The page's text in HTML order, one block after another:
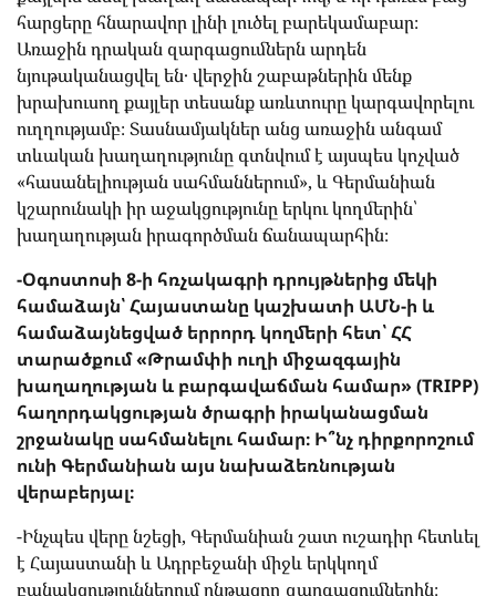
հարցերը հնարավոր լինի լուծել բարեկամաբար։
Առաջին դրական զարգացումներն արդեն
նյութականացվել են․ վերջին շաբաթներին մենք
խրախուսող քայլեր տեսանք առևտուրը կարգավորելու
ուղղությամբ։ Տասնամյակներ անց առաջին անգամ
տևական խաղաղությունը գտնվում է այսպես կոչված
«հասանելիության սահմաններում», և Գերմանիան
կշարունակի իր աջակցությունը երկու կողմերին՝
խաղաղության իրագործման ճանապարհին։
-Օգոստոսի 8-ի հռչակագրի դրույթներից մեկի
համաձայն՝ Հայաստանը կաշխատի ԱՄՆ-ի և
համաձայնեցված երրորդ կողմերի հետ՝ ՀՀ
տարածքում «Թրամփի ուղի միջազգային
խաղաղության և բարգավաճման համար» (TRIPP)
հաղորդակցության ծրագրի իրականացման
շրջանակը սահմանելու համար։ Ի՞նչ դիրքորոշում
ունի Գերմանիան այս նախաձեռնության
վերաբերյալ։
-Ինչպես վերը նշեցի, Գերմանիան շատ ուշադիր հետևել
է Հայաստանի և Ադրբեջանի միջև երկկողմ
բանակցություններում ընթացող զարգացումներին։